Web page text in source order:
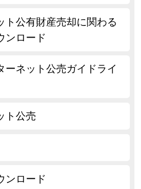
ト公有財産売却に関わる
ンロード
ーネット公売ガイドライ
ト公売
ンロード